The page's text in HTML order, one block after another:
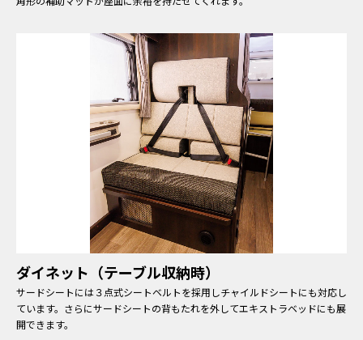
ダイネット（テーブル収納時）
サードシートには３点式シートベルトを採用しチャイルドシートにも対応し
ています。さらにサードシートの背もたれを外してエキストラベッドにも展
開できます。